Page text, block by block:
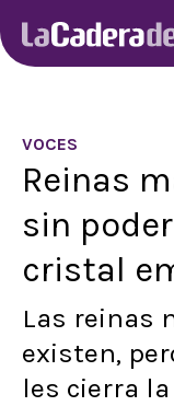
VOCES
Reinas
sin
cristal
Las reinas
existen,
les cierra